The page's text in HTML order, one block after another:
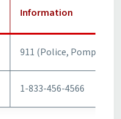
Information
911 (Police, Pompiers,
1-833-456-4566